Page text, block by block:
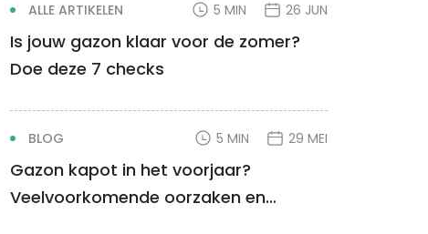
ALLE ARTIKELEN 5 MIN 26 JUN
Is jouw gazon klaar voor de zomer?
Doe deze 7 checks
BLOG 5 MIN 29 MEI
Gazon kapot in het voorjaar?
Veelvoorkomende oorzaken en